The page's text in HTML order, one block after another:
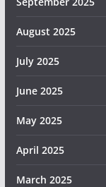
August 2025
July 2025
June 2025
May 2025
April 2025
March 2025